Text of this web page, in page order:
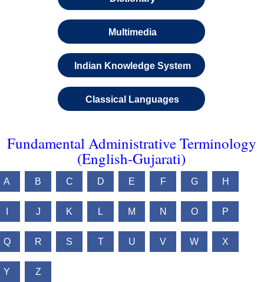
Multimedia
Indian Knowledge System
Classical Languages
Fundamental Administrative Terminology
(English-Gujarati)
A B C D E F G H
J K L M N O P
Q R S T U V W X
Y Z